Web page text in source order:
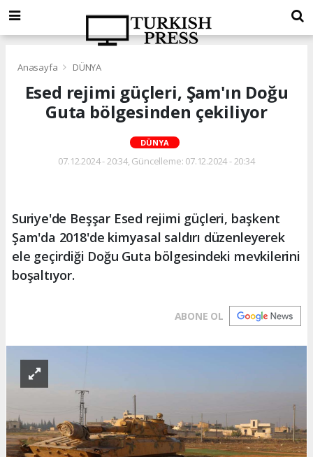
Anasayfa DÜNYA
Esed rejimi güçleri, Şam'ın Doğu
Guta bölgesinden çekiliyor
DÜNYA
07.12.2024 - 20:34, Güncelleme: 07.12.2024 - 20:34
Suriye'de Beşşar Esed rejimi güçleri, başkent
Şam'da 2018'de kimyasal saldırı düzenleyerek
ele geçirdiği Doğu Guta bölgesindeki mevkilerini
boşaltıyor.
ABONE OL